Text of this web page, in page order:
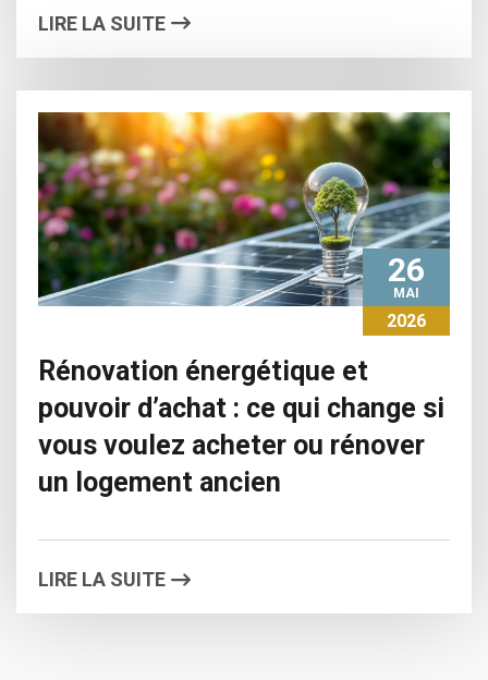
LIRE LA SUITE
26
MAI
2026
Rénovation énergétique et
pouvoir d’achat : ce qui change si
vous voulez acheter ou rénover
un logement ancien
LIRE LA SUITE